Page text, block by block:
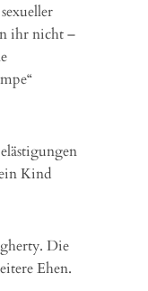
ihr nicht –
Kind
Die
Ehen.